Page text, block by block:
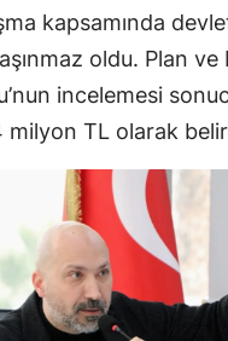
kapsamında
oldu. Plan ve
incelemesi
milyon TL olarak